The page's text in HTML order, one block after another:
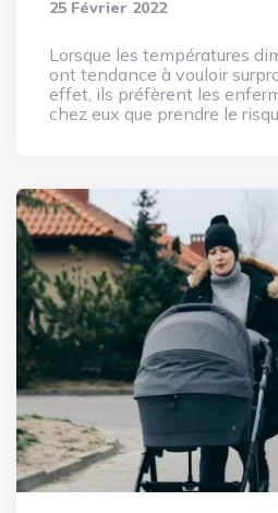
25 Février 2022
Lorsque les températures
ont tendance à vouloir
effet, ils préfèrent les
chez eux que prendre le